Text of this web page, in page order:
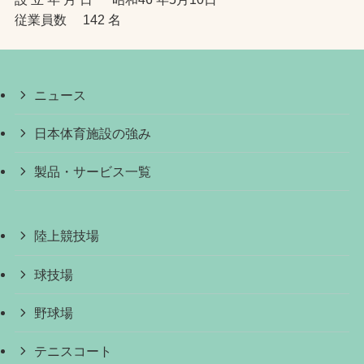
従業員数 142 名
ニュース
日本体育施設の強み
製品・サービス一覧
陸上競技場
球技場
野球場
テニスコート